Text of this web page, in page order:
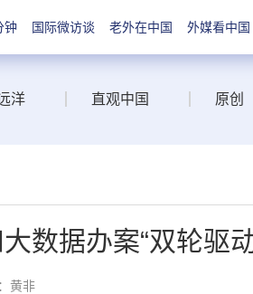
钟 国际微访谈 老外在中国 外媒看中国
洋 直观中国 原创
数据办案“双轮驱
黄非